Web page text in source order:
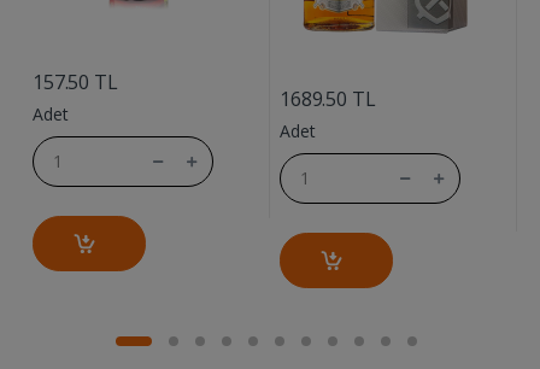
157.50 TL
Adet
1689.50 TL
Adet